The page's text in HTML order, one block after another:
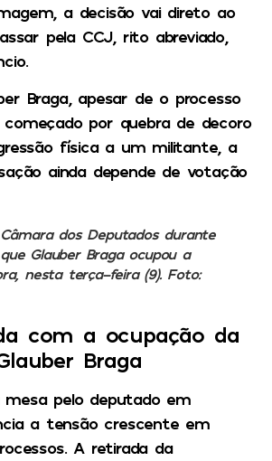
a decisão vai direto ao
pela CCJ, rito abreviado,
Braga, apesar de o processo
por quebra de decoro
física a um militante, a
ainda depende de votação
dos Deputados durante
Glauber Braga ocupou a
nesta terça-feira (9). Foto:
com a ocupação da
Braga
pelo deputado em
a tensão crescente em
A retirada da